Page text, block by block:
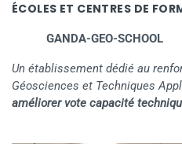
ÉCOLES ET CENTRES DE
GANDA-GEO-SCHOOL
Un établissement dédié au
Géosciences et Techniques
améliorer vote capacité